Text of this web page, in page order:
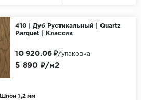
410 | Дуб Рустикальный | Quartz
Parquet | Классик
Шпон 1,2 мм
5 890 ₽/м2
10 920.06 ₽/упаковка